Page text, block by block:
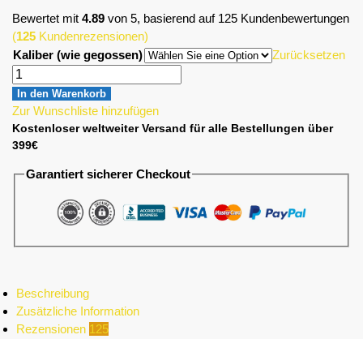
Bewertet mit 4.89 von 5, basierend auf 125 Kundenbewertungen
(125 Kundenrezensionen)
Kaliber (wie gegossen)
Zurücksetzen
In den Warenkorb
Zur Wunschliste hinzufügen
Kostenloser weltweiter Versand für alle Bestellungen über
399€
Garantiert sicherer Checkout
Beschreibung
Zusätzliche Information
Rezensionen 125